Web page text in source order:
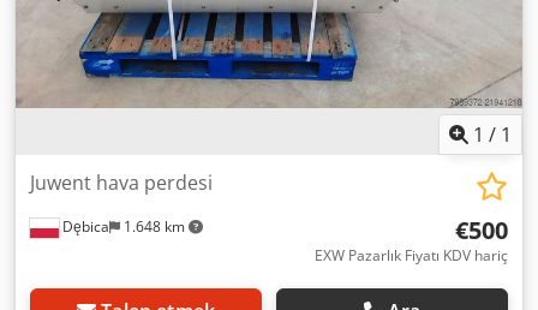
1 / 1
Dębica 1.648 km
Juwent hava perdesi
€500
EXW Pazarlık Fiyatı KDV hariç